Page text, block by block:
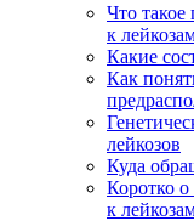
Что такое
к
Какие
Как
лейкозов
Куда
Коротко о
к